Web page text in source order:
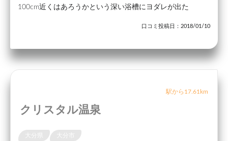
100cm近くはあろうかという深い浴槽にヨダレが出た
口コミ投稿日：2018/01/10
駅から17.61km
クリスタル温泉